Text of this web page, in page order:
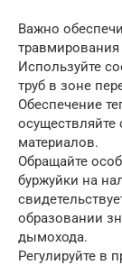
Важно
травмирования
Используйте
труб в зоне
Обеспечение
материалов.
Обращайте
буржуйки на
образовании
дымохода.
Регулируйте в